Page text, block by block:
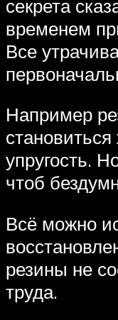
секрета
временем
Все
Например
упругость.
чтоб
Всё можно
резины не
труда.